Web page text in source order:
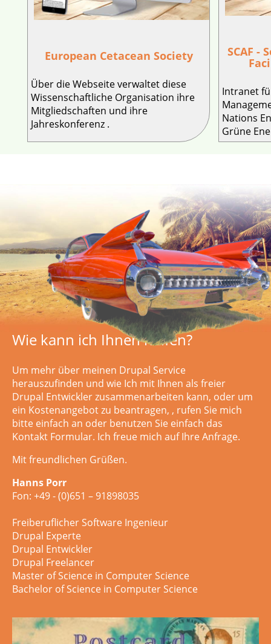
European Cetacean Society
Über die Webseite verwaltet diese
Wissenschaftliche Organisation ihre
Mitgliedschaften und ihre
Jahreskonferenz .
SCAF -
Intranet
Nations
Grüne
Wie kann ich Ihnen helfen?
Um mehr über meinen Drupal Service
herauszufinden und wie Ich mit Ihnen als freier
Drupal Entwickler zusammenarbeiten kann, oder um
ein Kostenangebot zu beantragen, , rufen Sie mich
bitte einfach an oder benutzen Sie einfach das
Kontakt Formular. Ich freue mich auf Ihre Anfrage.
Mit freundlichen Grüßen.
Hanns Porr
Fon: +49 - (0)651 – 91898035
Freiberuflicher Software Ingenieur
Drupal Experte
Drupal Entwickler
Drupal Freelancer
Master of Science in Computer Science
Bachelor of Science in Computer Science